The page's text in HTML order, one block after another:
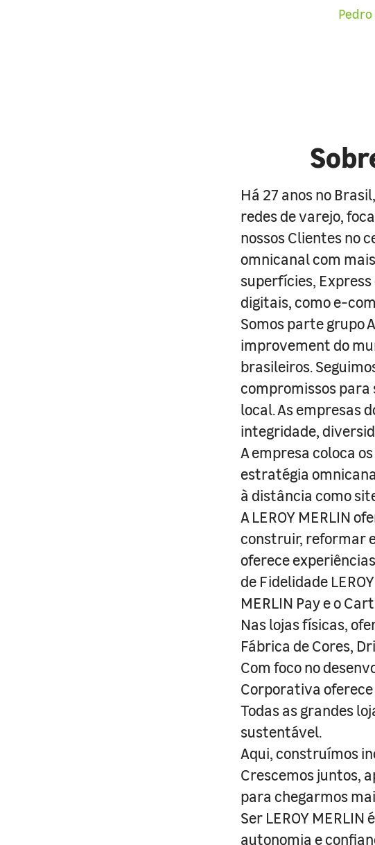
Há 27 anos no
redes de varejo,
nossos Clientes no
omnicanal com
superfícies,
digitais, como e-
Somos parte grupo
improvement do
brasileiros.
compromissos
local. As empresas
integridade,
A empresa coloca
estratégia
à distância como
A LEROY MERLIN
construir, reformar
oferece
de Fidelidade
MERLIN Pay e o
Nas lojas físicas,
Fábrica de Cores,
Com foco no
Corporativa
Todas as grandes
sustentável.
Aqui, construímos
Crescemos juntos,
para chegarmos
Ser LEROY
autonomia e